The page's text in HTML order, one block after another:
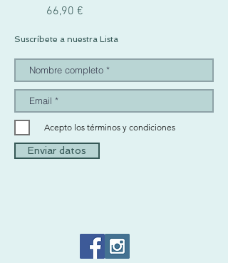
Precio
66,90 €
Suscríbete a nuestra Lista
Acepto los términos y condiciones
Enviar datos